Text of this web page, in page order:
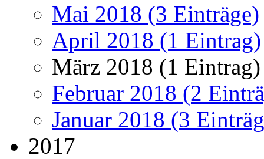
Mai 2018 (3 Einträge)
April 2018 (1 Eintrag)
März 2018 (1 Eintrag)
Februar 2018 (2
Januar 2018 (3
2017